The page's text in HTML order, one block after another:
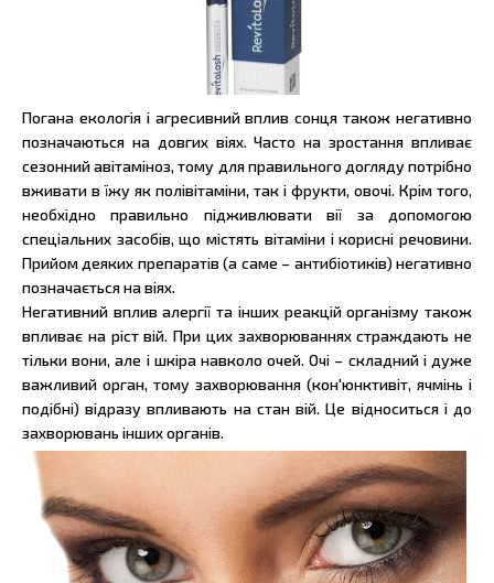
Погана екологія і агресивний вплив сонця також негативно
позначаються на довгих віях. Часто на зростання впливає
сезонний авітаміноз, тому для правильного догляду потрібно
вживати в їжу як полівітаміни, так і фрукти, овочі. Крім того,
необхідно правильно підживлювати вії за допомогою
спеціальних засобів, що містять вітаміни і корисні речовини.
Прийом деяких препаратів (а саме – антибіотиків) негативно
позначається на віях.
Негативний вплив алергії та інших реакцій організму також
впливає на ріст вій. При цих захворюваннях страждають не
тільки вони, але і шкіра навколо очей. Очі – складний і дуже
важливий орган, тому захворювання (кон'юнктивіт, ячмінь і
подібні) відразу впливають на стан вій. Це відноситься і до
захворювань інших органів.